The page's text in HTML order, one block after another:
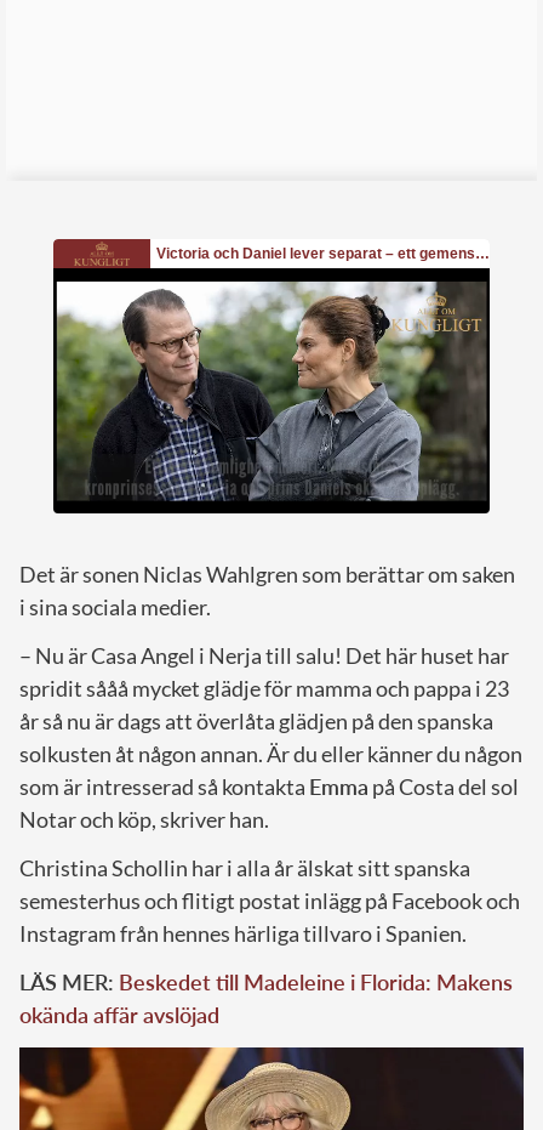
Det är sonen Niclas Wahlgren som berättar om saken
i sina sociala medier.
– Nu är Casa Angel i Nerja till salu! Det här huset har
spridit sååå mycket glädje för mamma och pappa i 23
år så nu är dags att överlåta glädjen på den spanska
solkusten åt någon annan. Är du eller känner du någon
som är intresserad så kontakta Emma på Costa del sol
Notar och köp, skriver han.
Christina Schollin har i alla år älskat sitt spanska
semesterhus och flitigt postat inlägg på Facebook och
Instagram från hennes härliga tillvaro i Spanien.
LÄS MER: Beskedet till Madeleine i Florida: Makens
okända affär avslöjad